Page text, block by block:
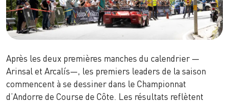
Après les deux premières manches du calendrier —
Arinsal et Arcalís—, les premiers leaders de la saison
commencent à se dessiner dans le Championnat
d’Andorre de Course de Côte. Les résultats reflètent